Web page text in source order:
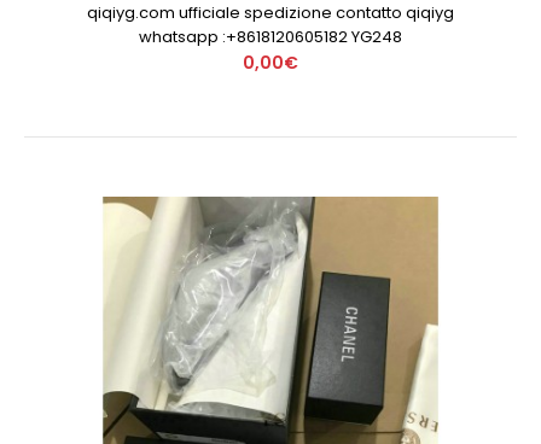
qiqiyg.com ufficiale spedizione contatto qiqiyg
whatsapp :+8618120605182 YG248
0,00€